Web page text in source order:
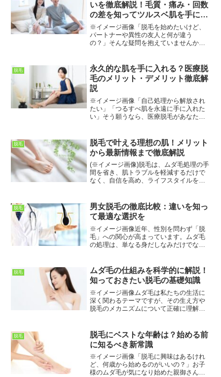
いを徹底解説！毛質・痛み・回数
の差を知ってツルスベ肌を手に入
れよう✨
※イメージ画像「脱毛を始めたいけど、
パートナーや異性の友人と何が違う
の？」そんな疑問を抱えていませんか？
アプローチ方法も全く別物なんです。✨
この記事では、毛質の違いから...
脱毛
永久的な肌を手に入れる？医療脱
毛のメリット・デメリット徹底解
説
※イメージ画像「自己処理から解放され
たい」「つるすべ肌を永遠に手に入れた
い」そう願うなら、医療脱毛があなたの
毛ですが、費用や痛みなど気になる点も
多いはず。この記事では、...
脱毛
脱毛で叶える理想の肌！メリット
から最新情報まで徹底解説
(※イメージ画像)脱毛は、ムダ毛処理の手
間を省き、肌トラブルを軽減するだけで
なく、自信を高め、ライフスタイルを向
リットがあるの？」といった疑問を持つ
方もいるでしょう。こ...
脱毛
男女脱毛の徹底比較：違いを知っ
て最適な選択を
※イメージ画像近年、性別を問わず「脱
毛」への関心が高まっています。ムダ毛
の処理は、単なる身だしなみだけでな
大切なケアと認識され始めています。し
かし、男性と女性では、体毛...
脱毛
ムダ毛の仕組みを科学的に解説！
知っておきたい脱毛の基礎知識
※イメージ画像ムダ毛は私たちの生活に
深く関わるテーマですが、その生え方や
脱毛のメカニズムについて正確に理解し
方も、ご自宅でセルフケアをする方も、
その効果を最大限に引き出す...
脱毛
脱毛にベストな年齢は？始める前
に知るべき新常識
※イメージ画像「脱毛に興味はあるけれ
ど、何歳から始めるのがいいの？」お子
様のムダ毛が気になり始めた親御さんか